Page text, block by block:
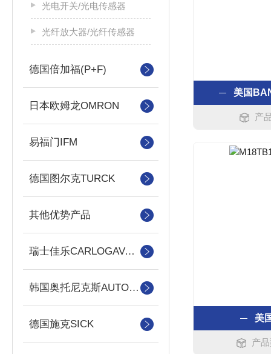
光电开关/光电传感器
光纤放大器/光纤传感器
德国倍加福(P+F)
日本欧姆龙OMRON
易福门IFM
德国图尔克TURCK
其他优势产品
瑞士佳乐CARLOGAVAAZZL
韩国奥托尼克斯AUTONICS
德国施克SICK
美国
产
美
产